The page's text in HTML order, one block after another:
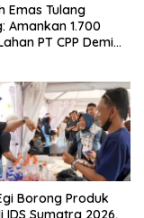
Emas Tulang
Amankan 1.700
PT CPP Demi
Borong Produk
IDS Sumatra 2026,